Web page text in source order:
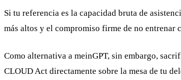
Si tu referencia es la capacidad bruta de
más altos y el compromiso firme de no entrenar
Como alternativa a meinGPT, sin embargo,
CLOUD Act directamente sobre la mesa de tu